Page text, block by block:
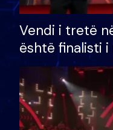
Vendi i tretë
është finalisti